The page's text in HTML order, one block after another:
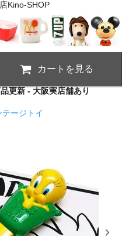
Kino-SHOP
カートを見る
更新 - 大阪実店舗あり
テージトイ